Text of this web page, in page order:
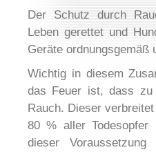
Der Schutz durch
Leben gerettet und
Geräte ordnungsgemäß
Wichtig in diesem
das Feuer ist, dass zu
Rauch. Dieser
80 % aller Todesopfer
dieser